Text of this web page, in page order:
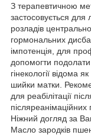
З терапевтичною
застосовується для
розладів
гормональних
імпотенція, для
допомогти
гінекології відома
шийки матки.
для реабілітації
Ніжний догляд за
Масло зародків